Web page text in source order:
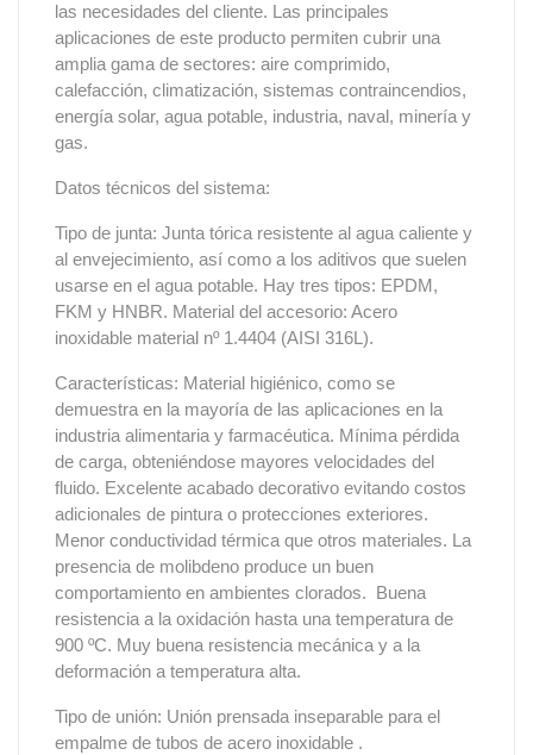
las necesidades del cliente. Las principales
aplicaciones de este producto permiten cubrir una
amplia gama de sectores: aire comprimido,
calefacción, climatización, sistemas contraincendios,
energía solar, agua potable, industria, naval, minería y
gas.
Datos técnicos del sistema:
Tipo de junta: Junta tórica resistente al agua caliente y
al envejecimiento, así como a los aditivos que suelen
usarse en el agua potable. Hay tres tipos: EPDM,
FKM y HNBR. Material del accesorio: Acero
inoxidable material nº 1.4404 (AISI 316L).
Características: Material higiénico, como se
demuestra en la mayoría de las aplicaciones en la
industria alimentaria y farmacéutica. Mínima pérdida
de carga, obteniéndose mayores velocidades del
fluido. Excelente acabado decorativo evitando costos
adicionales de pintura o protecciones exteriores.
Menor conductividad térmica que otros materiales. La
presencia de molibdeno produce un buen
comportamiento en ambientes clorados. Buena
resistencia a la oxidación hasta una temperatura de
900 ºC. Muy buena resistencia mecánica y a la
deformación a temperatura alta.
Tipo de unión: Unión prensada inseparable para el
empalme de tubos de acero inoxidable .